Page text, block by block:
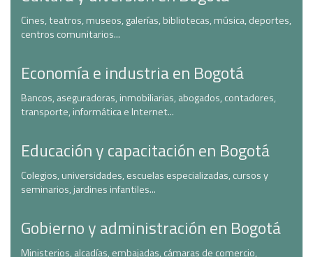
Cines, teatros, museos, galerías, bibliotecas, música, deportes,
centros comunitarios...
Economía e industria en Bogotá
Bancos, aseguradoras, inmobiliarias, abogados, contadores,
transporte, informática e Internet...
Educación y capacitación en Bogotá
Colegios, universidades, escuelas especializadas, cursos y
seminarios, jardines infantiles...
Gobierno y administración en Bogotá
Ministerios, alcadías, embajadas, cámaras de comercio,